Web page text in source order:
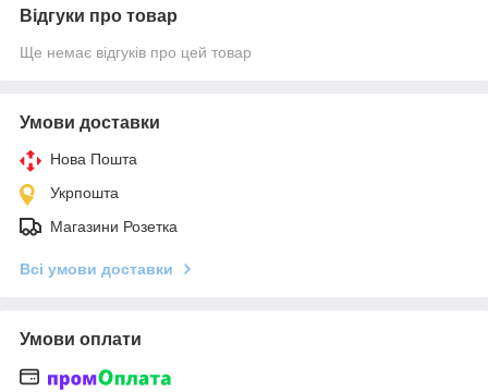
Відгуки про товар
Ще немає відгуків про цей товар
Умови доставки
Нова Пошта
Укрпошта
Магазини Розетка
Всі умови доставки
Умови оплати